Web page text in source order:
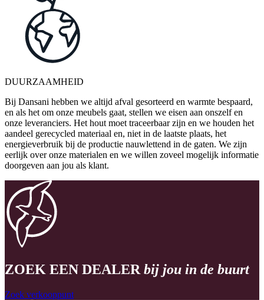
DUURZAAMHEID
Bij Dansani hebben we altijd afval gesorteerd en warmte bespaard,
en als het om onze meubels gaat, stellen we eisen aan onszelf en
onze leveranciers. Het hout moet traceerbaar zijn en we houden het
aandeel gerecycled materiaal en, niet in de laatste plaats, het
energieverbruik bij de productie nauwlettend in de gaten. We zijn
eerlijk over onze materialen en we willen zoveel mogelijk informatie
doorgeven aan jou als klant.
ZOEK EEN DEALER bij jou in de buurt
Zoek verkooppunt